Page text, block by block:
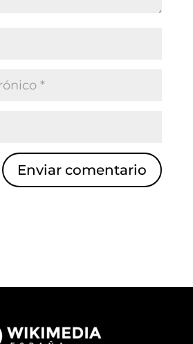
Enviar comentario